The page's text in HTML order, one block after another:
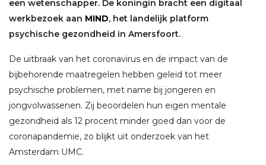
een wetenschapper. De koningin bracht een digitaal
werkbezoek aan MIND, het landelijk platform
psychische gezondheid in Amersfoort.
De uitbraak van het coronavirus en de impact van de
bijbehorende maatregelen hebben geleid tot meer
psychische problemen, met name bij jongeren en
jongvolwassenen. Zij beoordelen hun eigen mentale
gezondheid als 12 procent minder goed dan voor de
coronapandemie, zo blijkt uit onderzoek van het
Amsterdam UMC.